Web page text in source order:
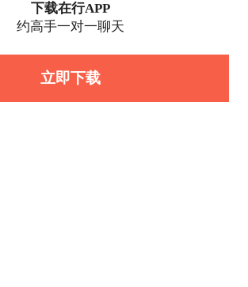
下载在行APP
约高手一对一聊天
立即下载